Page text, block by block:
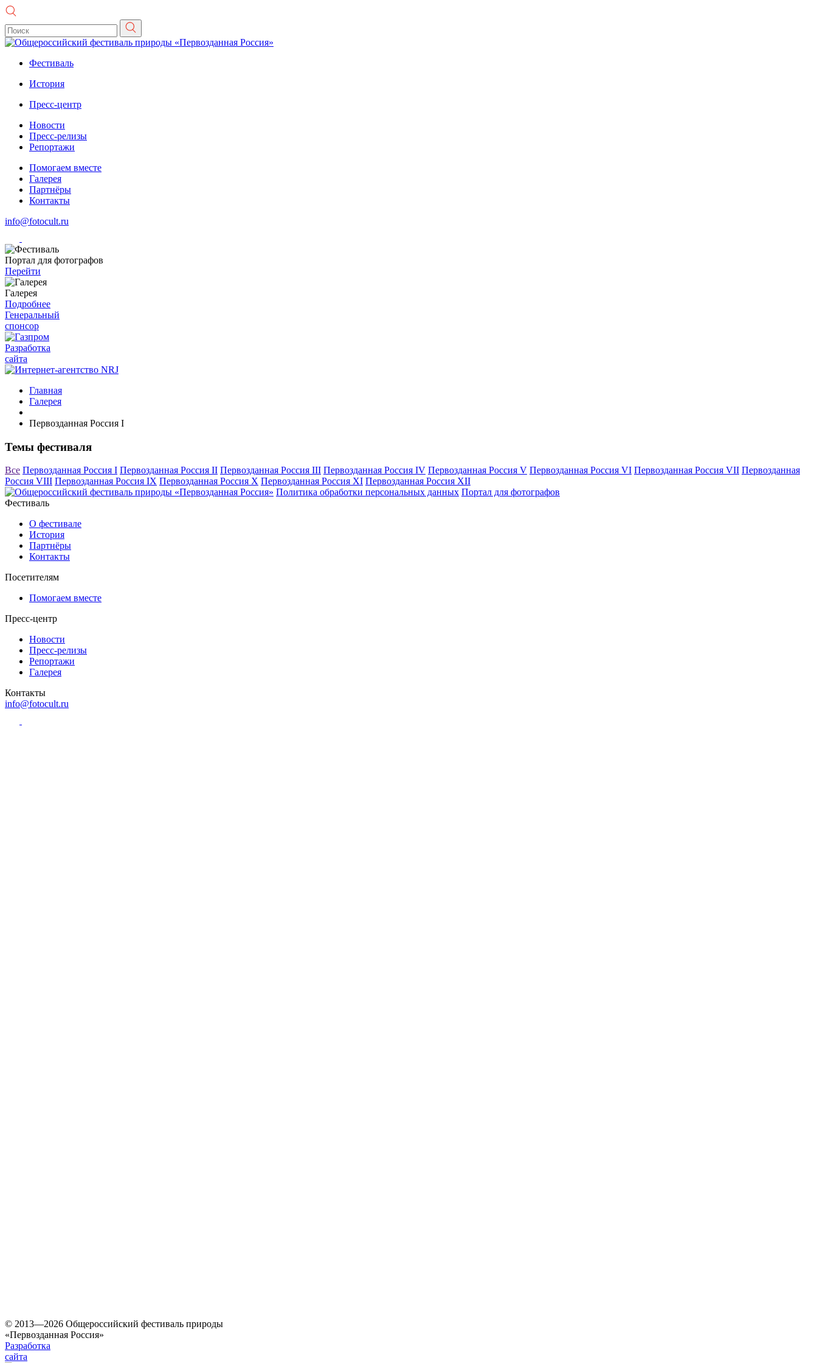
Фестиваль
История
Пресс-центр
Новости
Пресс-релизы
Репортажи
Помогаем вместе
Галерея
Партнёры
Контакты
info@fotocult.ru
Портал для фотографов
Перейти
Галерея
Подробнее
Генеральный
спонсор
Разработка
сайта
Главная
Галерея
Первозданная Россия I
Темы фестиваля
Все Первозданная Россия I Первозданная Россия II Первозданная Россия III Первозданная Россия IV Первозданная Россия V Первозданная Россия VI Первозданная Россия VII Первозданная
Россия VIII Первозданная Россия IX Первозданная Россия X Первозданная Россия XI Первозданная Россия XII
Политика обработки персональных данных Портал для фотографов
Фестиваль
О фестивале
История
Партнёры
Контакты
Посетителям
Помогаем вместе
Пресс-центр
Новости
Пресс-релизы
Репортажи
Галерея
Контакты
info@fotocult.ru
© 2013—2026 Общероссийский фестиваль природы
«Первозданная Россия»
Разработка
сайта